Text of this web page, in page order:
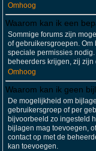
Omhoog
Waarom kan ik een
Sommige forums zijn
of gebruikersgroepen. Om
speciale permissies
beheerders krijgen, zij
Omhoog
Waarom kan ik geen
De mogelijkheid om
gebruikersgroep of per
bijvoorbeeld zo ingesteld
bijlagen mag toevoegen,
contact op met de
kan toevoegen.